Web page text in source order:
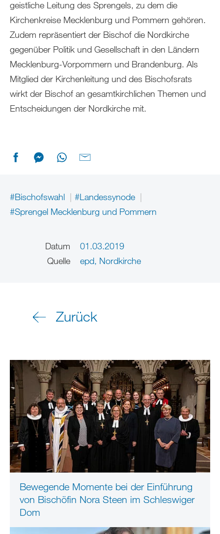
geistliche Leitung des Sprengels, zu dem die
Kirchenkreise Mecklenburg und Pommern gehören.
Zudem repräsentiert der Bischof die Nordkirche
gegenüber Politik und Gesellschaft in den Ländern
Mecklenburg-Vorpommern und Brandenburg. Als
Mitglied der Kirchenleitung und des Bischofsrats
wirkt der Bischof an gesamtkirchlichen Themen und
Entscheidungen der Nordkirche mit.
#Bischofswahl
#Landessynode
#Sprengel Mecklenburg und Pommern
Datum
01.03.2019
Quelle
epd, Nordkirche
Zurück
Bewegende Momente bei der Einführung
von Bischöfin Nora Steen im Schleswiger
Dom